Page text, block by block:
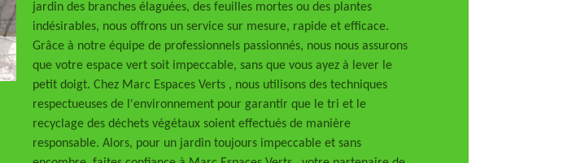
jardin des branches élaguées, des feuilles mortes ou des plantes
indésirables, nous offrons un service sur mesure, rapide et efficace.
Grâce à notre équipe de professionnels passionnés, nous nous assurons
que votre espace vert soit impeccable, sans que vous ayez à lever le
petit doigt. Chez Marc Espaces Verts , nous utilisons des techniques
respectueuses de l'environnement pour garantir que le tri et le
recyclage des déchets végétaux soient effectués de manière
responsable. Alors, pour un jardin toujours impeccable et sans